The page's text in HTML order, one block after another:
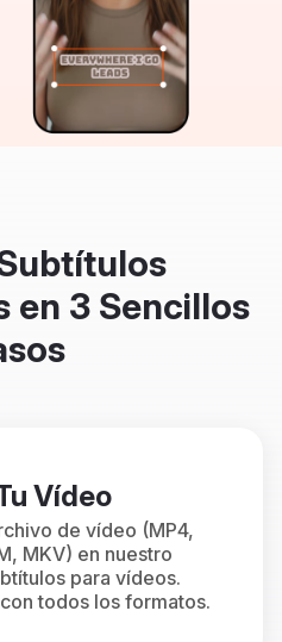
en 3 Sencillos
Vídeo
de vídeo (MP4,
MKV) en nuestro
para vídeos.
todos los formatos.